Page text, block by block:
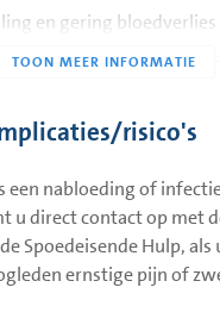
en gering
dit dicht, doe het in
op de wond. Dit doet u
morgen, ’s nachts
bloeding, dan liever
druk met een steriel
zakdoek de wond
risico's
een nabloeding of
u direct contact op met
Spoedeisende Hulp, als
ernstige pijn of